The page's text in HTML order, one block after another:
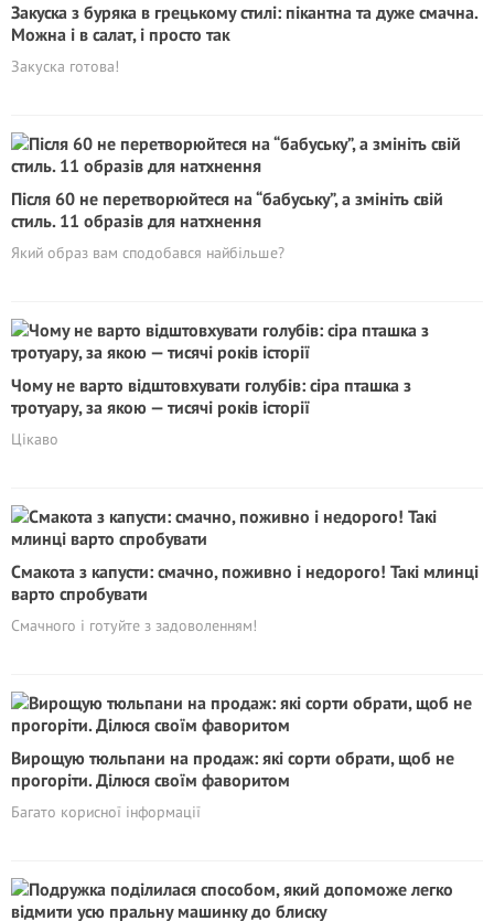
Закуска з буряка в грецькому стилі: пікантна та дуже смачна.
Можна і в салат, і просто так
Закуска готова!
Після 60 не перетворюйтеся на “бабуську”, а змініть свій
стиль. 11 образів для натхнення
Який образ вам сподобався найбільше?
Чому не варто відштовхувати голубів: сіра пташка з
тротуару, за якою — тисячі років історії
Цікаво
Смакота з капусти: смачно, поживно і недорого! Такі млинці
варто спробувати
Смачного і готуйте з задоволенням!
Вирощую тюльпани на продаж: які сорти обрати, щоб не
прогоріти. Ділюся своїм фаворитом
Багато корисної інформації